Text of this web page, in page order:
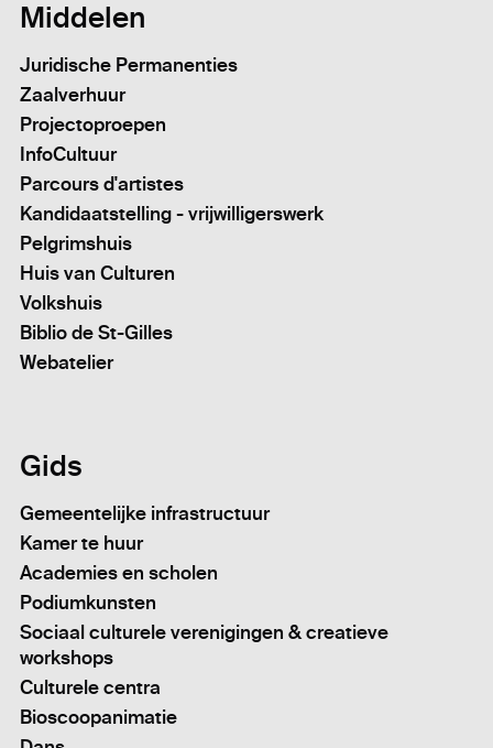
Middelen
Juridische Permanenties
Zaalverhuur
Projectoproepen
InfoCultuur
Parcours d'artistes
Kandidaatstelling - vrijwilligerswerk
Pelgrimshuis
Huis van Culturen
Volkshuis
Biblio de St-Gilles
Webatelier
Gids
Gemeentelijke infrastructuur
Kamer te huur
Academies en scholen
Podiumkunsten
Sociaal culturele verenigingen & creatieve
workshops
Culturele centra
Bioscoopanimatie